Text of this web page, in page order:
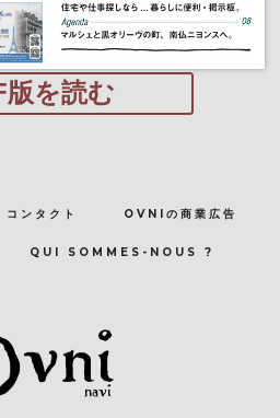
版を読む
コンタクト OVNIの商業広告
QUI SOMMES-NOUS ?